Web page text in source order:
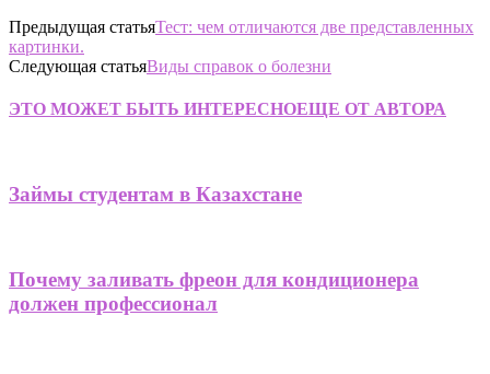
Предыдущая статьяТест: чем отличаются две представленных
картинки.
Следующая статьяВиды справок о болезни
ЭТО МОЖЕТ БЫТЬ ИНТЕРЕСНОЕЩЕ ОТ АВТОРА
Займы студентам в Казахстане
Почему заливать фреон для кондиционера
должен профессионал